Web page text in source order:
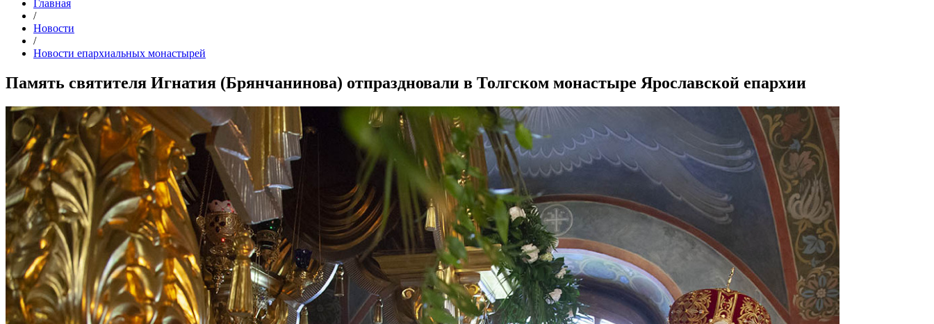
Главная
/
Новости
/
Новости епархиальных монастырей
Память святителя Игнатия (Брянчанинова) отпраздновали в Толгском монастыре Ярославской епархии